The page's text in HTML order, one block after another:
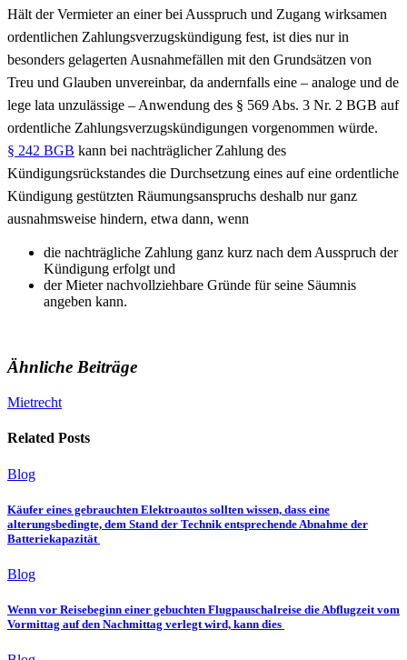
Hält der Vermieter an einer bei Ausspruch und Zugang wirksamen
ordentlichen Zahlungsverzugskündigung fest, ist dies nur in
besonders gelagerten Ausnahmefällen mit den Grundsätzen von
Treu und Glauben unvereinbar, da andernfalls eine – analoge und de
lege lata unzulässige – Anwendung des § 569 Abs. 3 Nr. 2 BGB auf
ordentliche Zahlungsverzugskündigungen vorgenommen würde.
§ 242 BGB kann bei nachträglicher Zahlung des
Kündigungsrückstandes die Durchsetzung eines auf eine ordentliche
Kündigung gestützten Räumungsanspruchs deshalb nur ganz
ausnahmsweise hindern, etwa dann, wenn
die nachträgliche Zahlung ganz kurz nach dem Ausspruch der
Kündigung erfolgt und
der Mieter nachvollziehbare Gründe für seine Säumnis
angeben kann.
Ähnliche Beiträge
Mietrecht
Related Posts
Blog
Käufer eines gebrauchten Elektroautos sollten wissen, dass eine
alterungsbedingte, dem Stand der Technik entsprechende Abnahme der
Batteriekapazität
Blog
Wenn vor Reisebeginn einer gebuchten Flugpauschalreise die Abflugzeit vom
Vormittag auf den Nachmittag verlegt wird, kann dies